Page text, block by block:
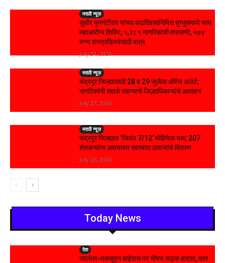
मराठी न्यूज़
सुधीर मुनगंटीवार यांच्या वाढदिवसानिमित्त घुग्घुसमध्ये भव्य
महाआरोग्य शिबिर; ५,२८१ नागरिकांची तपासणी, ५७४
रुग्ण शस्त्रक्रियेसाठी पात्र
July 31, 2026
मराठी न्यूज़
चंद्रपूर जिल्ह्यासाठी 28 व 29 जुलैला ऑरेंज अलर्ट;
नागरिकांनी सतर्क राहण्याचे जिल्हाधिकाऱ्यांचे आवाहन
July 27, 2026
मराठी न्यूज़
चंद्रपुर जिल्ह्यात ‘जिवंत 7/12’ मोहिमेला यश; 207
शेतकऱ्यांना अद्ययावत सातबारा उताऱ्यांचे वितरण
July 26, 2026
Today News
देश
जालंधर-मकसूदन बाईपास पर भीषण सड़क हादसा, कार